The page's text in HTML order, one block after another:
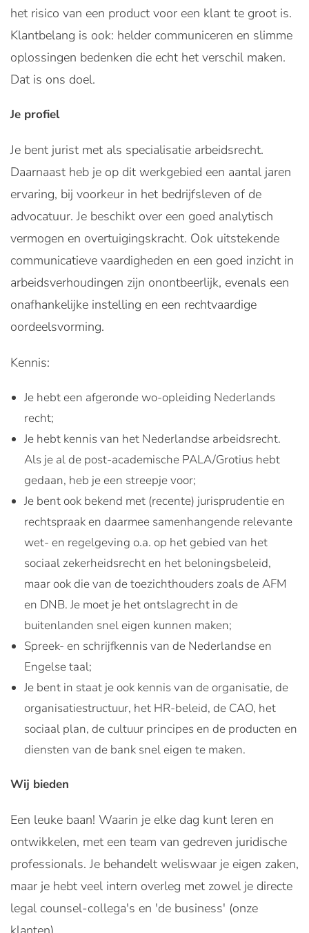
het risico van een product voor een klant te groot is.
Klantbelang is ook: helder communiceren en slimme
oplossingen bedenken die echt het verschil maken.
Dat is ons doel.
Je profiel
Je bent jurist met als specialisatie arbeidsrecht.
Daarnaast heb je op dit werkgebied een aantal jaren
ervaring, bij voorkeur in het bedrijfsleven of de
advocatuur. Je beschikt over een goed analytisch
vermogen en overtuigingskracht. Ook uitstekende
communicatieve vaardigheden en een goed inzicht in
arbeidsverhoudingen zijn onontbeerlijk, evenals een
onafhankelijke instelling en een rechtvaardige
oordeelsvorming.
Kennis:
Je hebt een afgeronde wo-opleiding Nederlands
recht;
Je hebt kennis van het Nederlandse arbeidsrecht.
Als je al de post-academische PALA/Grotius hebt
gedaan, heb je een streepje voor;
Je bent ook bekend met (recente) jurisprudentie en
rechtspraak en daarmee samenhangende relevante
wet- en regelgeving o.a. op het gebied van het
sociaal zekerheidsrecht en het beloningsbeleid,
maar ook die van de toezichthouders zoals de AFM
en DNB. Je moet je het ontslagrecht in de
buitenlanden snel eigen kunnen maken;
Spreek- en schrijfkennis van de Nederlandse en
Engelse taal;
Je bent in staat je ook kennis van de organisatie, de
organisatiestructuur, het HR-beleid, de CAO, het
sociaal plan, de cultuur principes en de producten en
diensten van de bank snel eigen te maken.
Wij bieden
Een leuke baan! Waarin je elke dag kunt leren en
ontwikkelen, met een team van gedreven juridische
professionals. Je behandelt weliswaar je eigen zaken,
maar je hebt veel intern overleg met zowel je directe
legal counsel-collega's en 'de business' (onze